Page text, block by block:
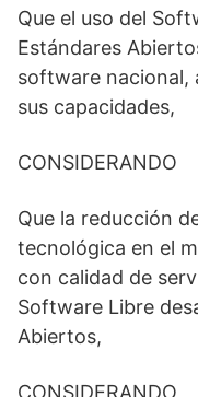
Que el uso del
Estándares
software nacional,
sus capacidades,
CONSIDERANDO
Que la reducción
tecnológica en el
con calidad de
Software Libre
Abiertos,
CONSIDERANDO